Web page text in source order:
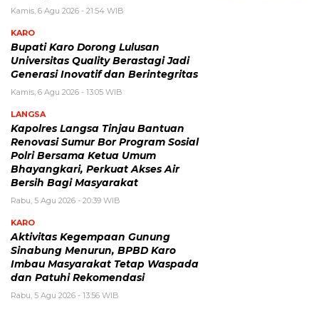
Kamis, 6 Agu 2026 - 21:54 WIB
KARO
Bupati Karo Dorong Lulusan
Universitas Quality Berastagi Jadi
Generasi Inovatif dan Berintegritas
Kamis, 6 Agu 2026 - 13:05 WIB
LANGSA
Kapolres Langsa Tinjau Bantuan
Renovasi Sumur Bor Program Sosial
Polri Bersama Ketua Umum
Bhayangkari, Perkuat Akses Air
Bersih Bagi Masyarakat
Rabu, 5 Agu 2026 - 20:39 WIB
KARO
Aktivitas Kegempaan Gunung
Sinabung Menurun, BPBD Karo
Imbau Masyarakat Tetap Waspada
dan Patuhi Rekomendasi
Rabu, 5 Agu 2026 - 13:56 WIB